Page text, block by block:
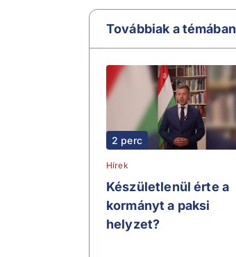
Továbbiak a témában
2 perc
Hírek
Készületlenül érte a
kormányt a paksi
helyzet?